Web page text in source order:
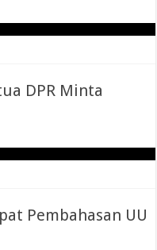
DPR Minta
Pembahasan UU